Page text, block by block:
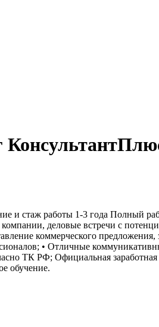
работы 1-3 года Полный
деловые встречи с
коммерческого
• Отличные
ТК РФ; Официальная
обучение.